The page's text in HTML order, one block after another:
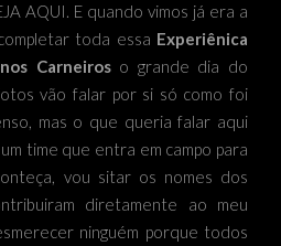
AQUI. E quando vimos já era a
toda essa Experiênica
Carneiroso grande dia do
vão falar por si só como foi
mas o que queria falar aqui
time que entra em campo para
vou sitar os nomes dos
diretamente ao meu
ninguém porque todos